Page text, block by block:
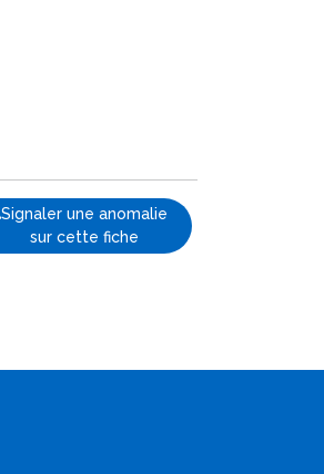
Signaler une anomalie
sur cette fiche